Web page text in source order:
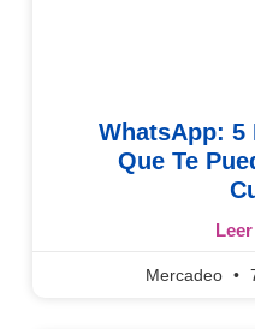
WhatsApp: 5
Que Te
Mercadeo